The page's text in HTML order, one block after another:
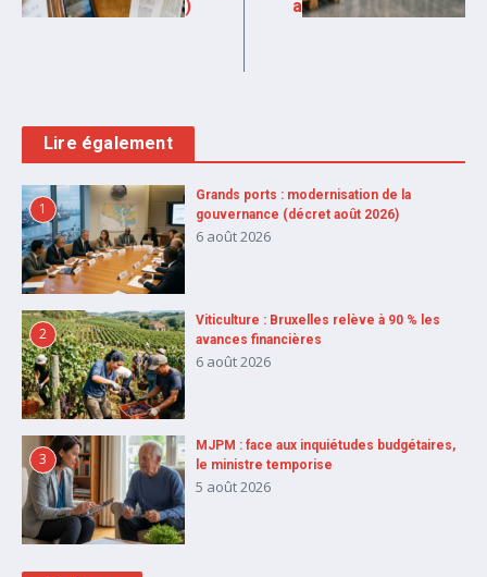
)
a
Lire également
1
Grands ports : modernisation de la
gouvernance (décret août 2026)
6 août 2026
2
Viticulture : Bruxelles relève à 90 % les
avances financières
6 août 2026
3
MJPM : face aux inquiétudes budgétaires,
le ministre temporise
5 août 2026